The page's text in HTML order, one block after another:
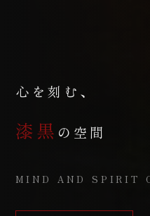
心を刻む、
漆黒 の空間
MIND AND SPIRIT